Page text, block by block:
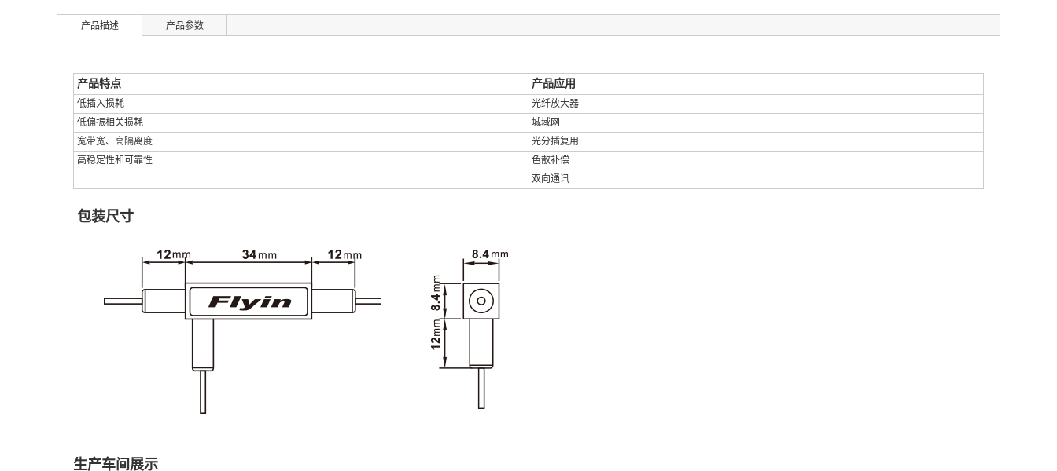
产品描述 产品参数
产品特点 产品应用
低插入损耗
光纤放大器
低偏振相关损耗
城域网
宽带宽、高隔离度
光分插复用
高稳定性和可靠性
色散补偿
双向通讯
包装尺寸
生产车间展示